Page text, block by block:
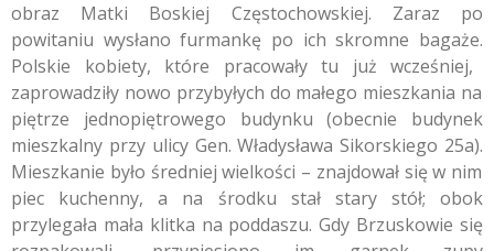
obraz Matki Boskiej Częstochowskiej. Zaraz po
powitaniu wysłano furmankę po ich skromne bagaże.
Polskie kobiety, które pracowały tu już wcześniej,
zaprowadziły nowo przybyłych do małego mieszkania na
piętrze jednopiętrowego budynku (obecnie budynek
mieszkalny przy ulicy Gen. Władysława Sikorskiego 25a).
Mieszkanie było średniej wielkości – znajdował się w nim
piec kuchenny, a na środku stał stary stół; obok
przylegała mała klitka na poddaszu. Gdy Brzuskowie się